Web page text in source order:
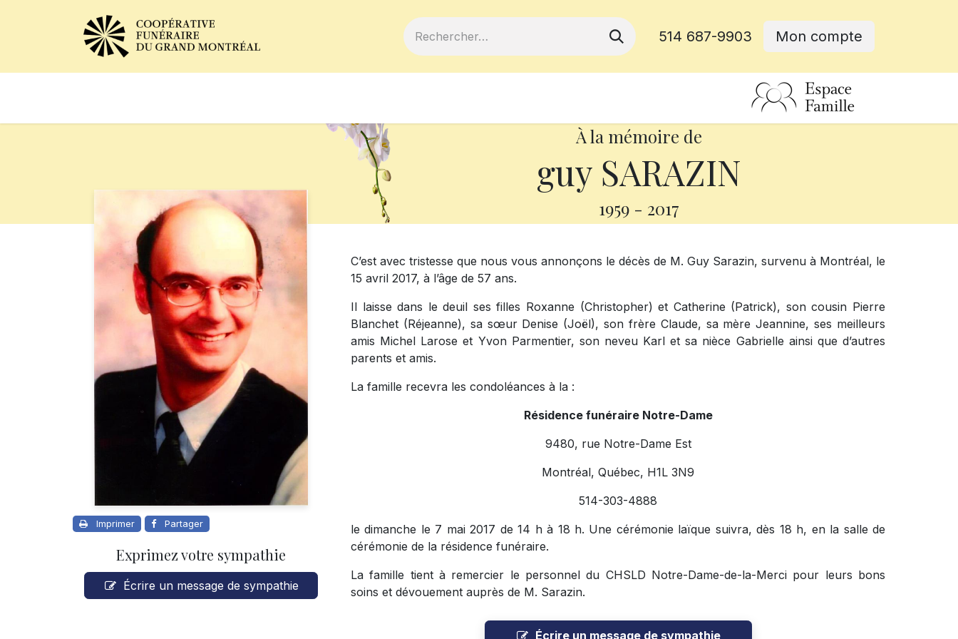
514 687-9903 Mon compte
À la mémoire de
guy SARAZIN
1959 - 2017
Imprimer Partager
Exprimez votre sympathie
Écrire un message de sympathie
C’est avec tristesse que nous vous annonçons le décès de M. Guy Sarazin, survenu à Montréal, le
15 avril 2017, à l’âge de 57 ans.
Il laisse dans le deuil ses filles Roxanne (Christopher) et Catherine (Patrick), son cousin Pierre
Blanchet (Réjeanne), sa sœur Denise (Joël), son frère Claude, sa mère Jeannine, ses meilleurs
amis Michel Larose et Yvon Parmentier, son neveu Karl et sa nièce Gabrielle ainsi que d’autres
parents et amis.
La famille recevra les condoléances à la :
Résidence funéraire Notre-Dame
9480, rue Notre-Dame Est
Montréal, Québec, H1L 3N9
514-303-4888
le dimanche le 7 mai 2017 de 14 h à 18 h. Une cérémonie laïque suivra, dès 18 h, en la salle de
cérémonie de la résidence funéraire.
La famille tient à remercier le personnel du CHSLD Notre-Dame-de-la-Merci pour leurs bons
soins et dévouement auprès de M. Sarazin.
Écrire un message de sympathie